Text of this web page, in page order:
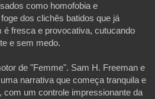
como homofobia e
dos clichês batidos que já
é fresca e provocativa, cutucando
e sem medo.
de "Femme". Sam H. Freeman e
narrativa que começa tranquila e
com um controle impressionante da